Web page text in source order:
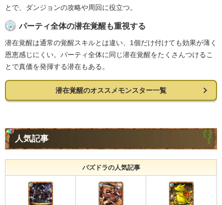
とで、ダンジョンの攻略や周回に役立つ。
パーティ全体の潜在覚醒も重視する
潜在覚醒は通常の覚醒スキルとは違い、1個だけ付けても効果が薄く
恩恵感じにくい。パーティ全体に同じ潜在覚醒をたくさんつけるこ
とで真価を発揮する潜在もある。
潜在覚醒のオススメモンスター一覧
人気記事
パズドラの人気記事